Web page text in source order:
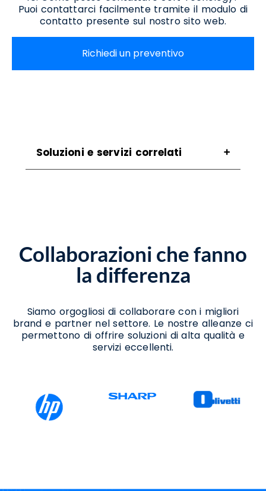
Puoi contattarci facilmente tramite il modulo di
contatto presente sul nostro sito web.
Richiedi un preventivo
Soluzioni e servizi correlati
Vendita Stampanti Polla
Vendita Stampanti Termiche Polla
Collaborazioni che fanno
la differenza
Siamo orgogliosi di collaborare con i migliori
brand e partner nel settore. Le nostre alleanze ci
permettono di offrire soluzioni di alta qualità e
servizi eccellenti.